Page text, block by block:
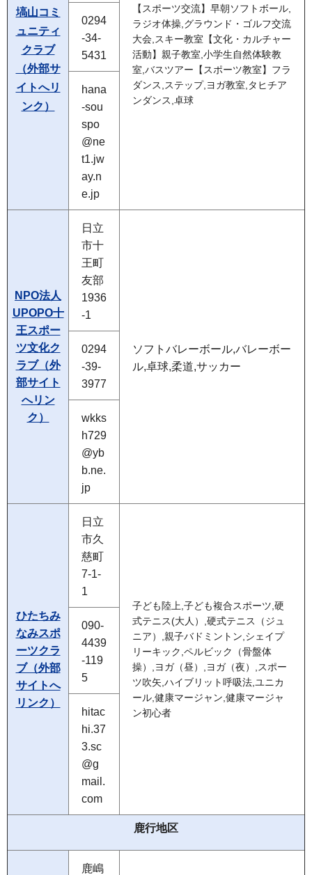
塙山コミ
ュニティ
クラブ
（外部サ
イトへリ
ンク）
【スポーツ交流】早朝ソフトボール,
ラジオ体操,グラウンド・ゴルフ交流
大会,スキー教室【文化・カルチャー
活動】親子教室,小学生自然体験教
室,バスツアー【スポーツ教室】フラ
ダンス,ステップ,ヨガ教室,タヒチア
ンダンス,卓球
0294
-34-
5431
hana
-sou
spo
@ne
t1.jw
ay.n
e.jp
NPO法人
UPOPO十
王スポー
ツ文化ク
ラブ（外
部サイト
へリン
ク）
日立
市十
王町
友部
1936
-1
ソフトバレーボール,バレーボー
ル,卓球,柔道,サッカー
0294
-39-
3977
wkks
h729
@yb
b.ne.
jp
ひたちみ
なみスポ
ーツクラ
ブ（外部
サイトへ
リンク）
日立
市久
慈町
7-1-
1
子ども陸上,子ども複合スポーツ,硬
式テニス(大人）,硬式テニス（ジュ
ニア）,親子バドミントン,シェイプ
リーキック,ペルビック（骨盤体
操）,ヨガ（昼）,ヨガ（夜）,スポー
ツ吹矢,ハイブリット呼吸法,ユニカ
ール,健康マージャン,健康マージャ
ン初心者
090-
4439
-119
5
hitac
hi.37
3.sc
@g
mail.
com
鹿行地区
鹿嶋